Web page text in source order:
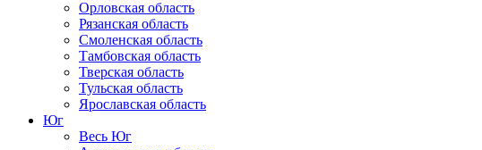
Орловская область
Рязанская область
Смоленская область
Тамбовская область
Тверская область
Тульская область
Ярославская область
Юг
Весь Юг